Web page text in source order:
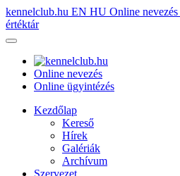
kennelclub.hu EN HU Online nevezés
értéktár
Online nevezés
Online ügyintézés
Kezdőlap
Kereső
Hírek
Galériák
Archívum
Szervezet